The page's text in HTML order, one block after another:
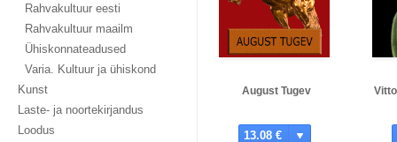
Rahvakultuur eesti
Rahvakultuur maailm
Ühiskonnateadused
Varia. Kultuur ja ühiskond
Kunst
Laste- ja noortekirjandus
Loodus
August Tugev
13.08 €